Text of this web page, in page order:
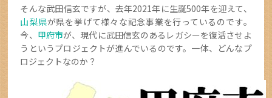
そんな武田信玄ですが、去年2021年に生誕500年を迎えて、
山梨県が県を挙げて様々な記念事業を行っているのです。
今、 甲府市が、現代に武田信玄のあるレガシーを復活させよ
うというプロジェクトが進んでいるのです。一体、どんなプ
ロジェクトなのか？